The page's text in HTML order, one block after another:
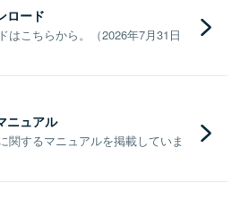
ロード
はこちらから。（2026年7月31日
ニュアル
関するマニュアルを掲載していま